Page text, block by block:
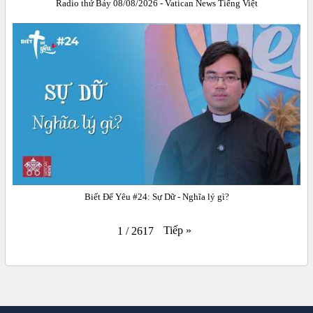
Radio thứ Bảy 08/08/2026 - Vatican News Tiếng Việt
Biết Để Yêu #24: Sự Dữ - Nghĩa lý gì?
1 / 2617 Tiếp »